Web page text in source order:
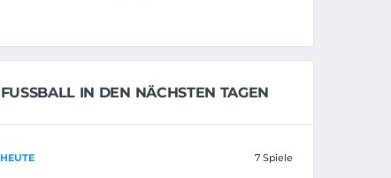
FUSSBALL IN DEN NÄCHSTEN TAGEN
HEUTE 7 Spiele